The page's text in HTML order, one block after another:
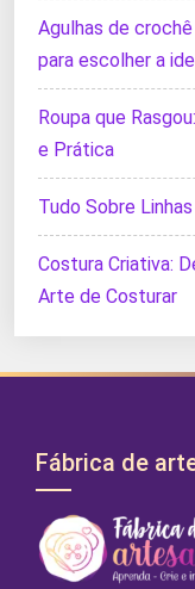
Agulhas de
para escolher a
Roupa que
e Prática
Tudo Sobre
Costura Criativa:
Arte de Costurar
Fábrica de